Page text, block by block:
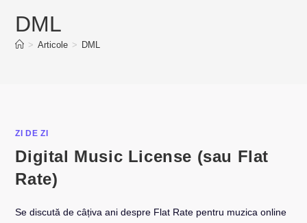
DML
> Articole > DML
ZI DE ZI
Digital Music License (sau Flat
Rate)
Se discută de câțiva ani despre Flat Rate pentru muzica online